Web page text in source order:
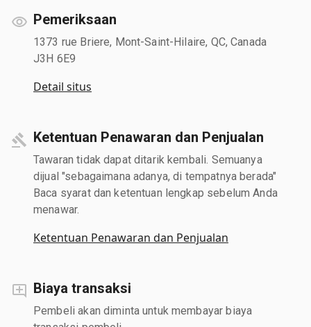
Pemeriksaan
1373 rue Briere, Mont-Saint-Hilaire, QC, Canada
J3H 6E9
Detail situs
Ketentuan Penawaran dan Penjualan
Tawaran tidak dapat ditarik kembali. Semuanya
dijual "sebagaimana adanya, di tempatnya berada"
Baca syarat dan ketentuan lengkap sebelum Anda
menawar.
Ketentuan Penawaran dan Penjualan
Biaya transaksi
Pembeli akan diminta untuk membayar biaya